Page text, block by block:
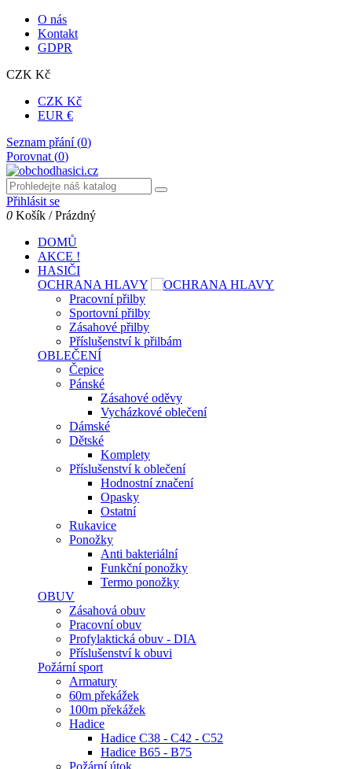
O nás
Kontakt
GDPR
CZK Kč
CZK Kč
EUR €
Seznam přání (0)
Porovnat (0)
Přihlásit se
0 Košík /Prázdný
DOMŮ
AKCE !
HASIČI
OCHRANA HLAVY
Pracovní přilby
Sportovní přilby
Zásahové přilby
Příslušenství k přilbám
OBLEČENÍ
Čepice
Pánské
Zásahové oděvy
Vycházkové oblečení
Dámské
Dětské
Komplety
Příslušenství k oblečení
Hodnostní značení
Opasky
Ostatní
Rukavice
Ponožky
Anti bakteriální
Funkční ponožky
Termo ponožky
OBUV
Zásahová obuv
Pracovní obuv
Profylaktická obuv - DIA
Příslušenství k obuvi
Požární sport
Armatury
60m překážek
100m překážek
Hadice
Hadice C38 - C42 - C52
Hadice B65 - B75
Požární útok